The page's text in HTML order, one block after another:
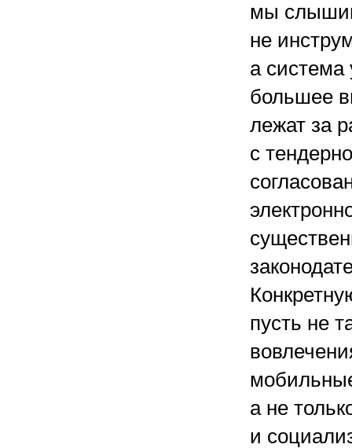
мы
не
а система
большее
лежат за
с
пусть не
а не
и